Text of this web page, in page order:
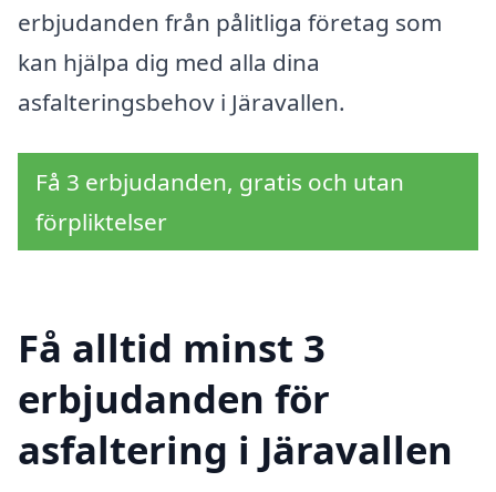
erbjudanden från pålitliga företag som
kan hjälpa dig med alla dina
asfalteringsbehov i Järavallen.
Få 3 erbjudanden, gratis och utan
förpliktelser
Få alltid minst 3
erbjudanden för
asfaltering i Järavallen